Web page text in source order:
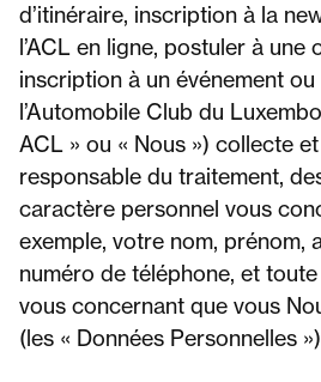
d’itinéraire, inscription à la
l’ACL en ligne, postuler à une
inscription à un événement
l’Automobile Club du
ACL » ou « Nous ») collecte
responsable du traitement,
caractère personnel vous
exemple, votre nom, prénom,
numéro de téléphone, et
vous concernant que vous
(les « Données Personnelles